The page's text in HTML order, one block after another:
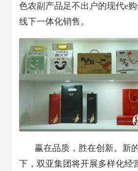
色农副产品足不出户的现代e
线下一体化销售。
赢在品质，胜在创新。新
下，双亚集团将开展多样化经